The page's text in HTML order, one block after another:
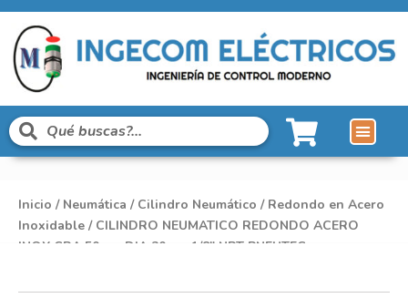
Inicio / Neumática / Cilindro Neumático / Redondo en Acero
Inoxidable / CILINDRO NEUMATICO REDONDO ACERO
INOX CRA 50mm DIA 20mm 1/8″ NPT PNEUTEC